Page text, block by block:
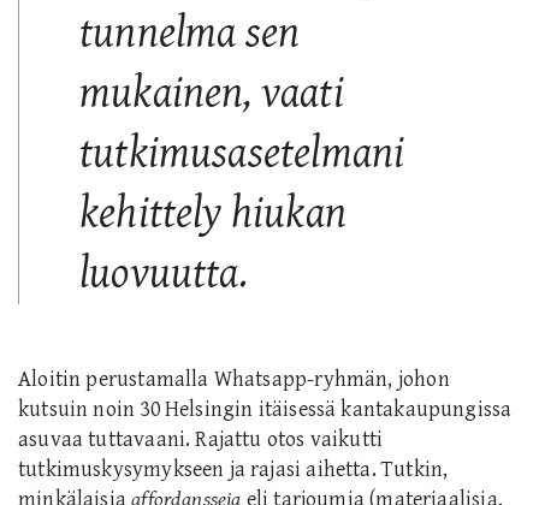
tunnelma sen
mukainen, vaati
tutkimusasetelmani
kehittely hiukan
luovuutta.
Aloitin perustamalla Whatsapp-ryhmän, johon
kutsuin noin 30 Helsingin itäisessä kantakaupungissa
asuvaa tuttavaani. Rajattu otos vaikutti
tutkimuskysymykseen ja rajasi aihetta. Tutkin,
minkälaisiaaffordansseja eli tarjoumia (materiaalisia,